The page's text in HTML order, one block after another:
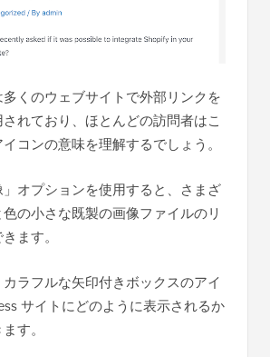
くのウェブサイトで外部リンクを
れており、ほとんどの訪問者はこ
コンの意味を理解するでしょう。
オプションを使用すると、さまざ
の小さな既製の画像ファイルのリ
ます。
ラフルな矢印付きボックスのアイ
サイトにどのように表示されるか
す。